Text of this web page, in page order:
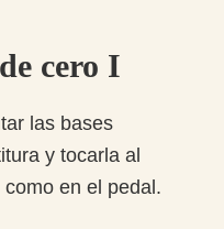
cero I
las bases
y tocarla al
en el pedal.